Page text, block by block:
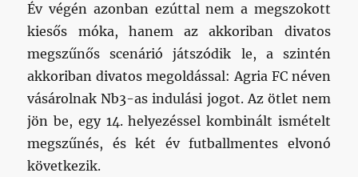
Év végén azonban ezúttal nem a megszokott
kiesős móka, hanem az akkoriban divatos
megszűnős scenárió játszódik le, a szintén
akkoriban divatos megoldással: Agria FC néven
vásárolnak Nb3-as indulási jogot. Az ötlet nem
jön be, egy 14. helyezéssel kombinált ismételt
megszűnés, és két év futballmentes elvonó
következik.